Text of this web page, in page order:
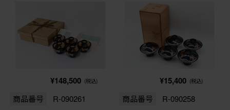
¥148,500 (税込)
商品番号 R-090261
¥15,400 (税込)
商品番号 R-090258